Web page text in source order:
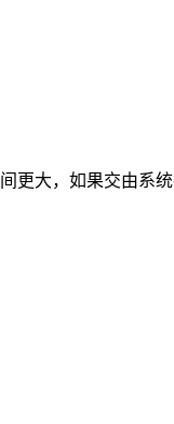
更大，如果交由系